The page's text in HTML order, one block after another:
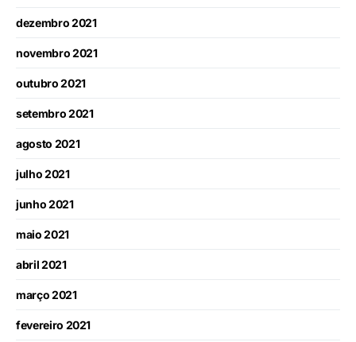
dezembro 2021
novembro 2021
outubro 2021
setembro 2021
agosto 2021
julho 2021
junho 2021
maio 2021
abril 2021
março 2021
fevereiro 2021